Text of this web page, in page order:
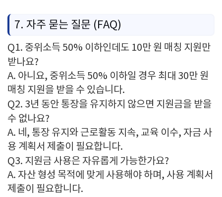
7. 자주 묻는 질문 (FAQ)
Q1. 중위소득 50% 이하인데도 10만 원 매칭 지원만
받나요?
A. 아니요, 중위소득 50% 이하일 경우 최대 30만 원
매칭 지원을 받을 수 있습니다.
Q2. 3년 동안 통장을 유지하지 않으면 지원금을 받을
수 없나요?
A. 네, 통장 유지와 근로활동 지속, 교육 이수, 자금 사
용 계획서 제출이 필요합니다.
Q3. 지원금 사용은 자유롭게 가능한가요?
A. 자산 형성 목적에 맞게 사용해야 하며, 사용 계획서
제출이 필요합니다.